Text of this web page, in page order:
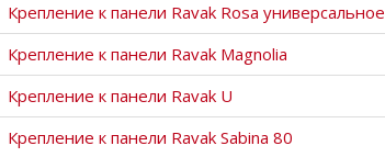
Крепление к панели Ravak Rosa универсальное
Крепление к панели Ravak Magnolia
Крепление к панели Ravak U
Крепление к панели Ravak Sabina 80